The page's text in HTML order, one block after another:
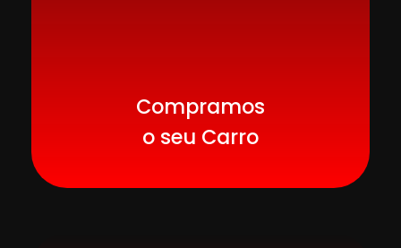
Compramos
o seu Carro